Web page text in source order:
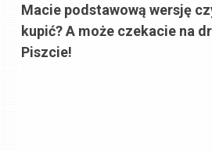
Macie podstawową wersję
kupić? A może czekacie na
Piszcie!